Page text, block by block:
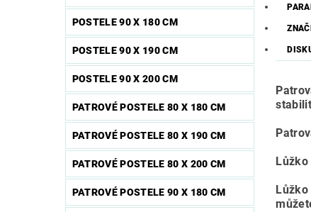
POSTELE 90 X 180 CM
POSTELE 90 X 190 CM
POSTELE 90 X 200 CM
PATROVÉ POSTELE 80 X 180 CM
PATROVÉ POSTELE 80 X 190 CM
PATROVÉ POSTELE 80 X 200 CM
PATROVÉ POSTELE 90 X 180 CM